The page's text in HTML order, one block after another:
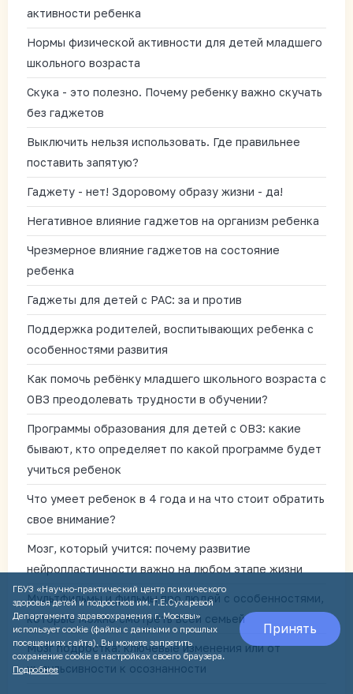
активности ребенка
Нормы физической активности для детей младшего
школьного возраста
Скука - это полезно. Почему ребенку важно скучать
без гаджетов
Выключить нельзя использовать. Где правильнее
поставить запятую?
Гаджету - нет! Здоровому образу жизни - да!
Негативное влияние гаджетов на организм ребенка
Чрезмерное влияние гаджетов на состояние
ребенка
Гаджеты для детей с РАС: за и против
Поддержка родителей, воспитывающих ребенка с
особенностями развития
Как помочь ребёнку младшего школьного возраста с
ОВЗ преодолевать трудности в обучении?
Программы образования для детей с ОВЗ: какие
бывают, кто определяет по какой программе будет
учиться ребенок
Что умеет ребенок в 4 года и на что стоит обратить
свое внимание?
Мозг, который учится: почему развитие
нейропластичности важно на любом этапе жизни
Мультфильмы и фильмы про людей с особенностями,
которые можно смотреть всей семьей
Мозг подростка: ключевые изменения или от
импульсивности к осознанности
ГБУЗ «Научно-практический центр психического
здоровья детей и подростков им. Г.Е.Сухаревой
Департамента здравоохранения г. Москвы»
использует cookie (файлы с данными о прошлых
посещениях сайта). Вы можете запретить
сохранение cookie в настройках своего браузера.
Подробнее
Принять